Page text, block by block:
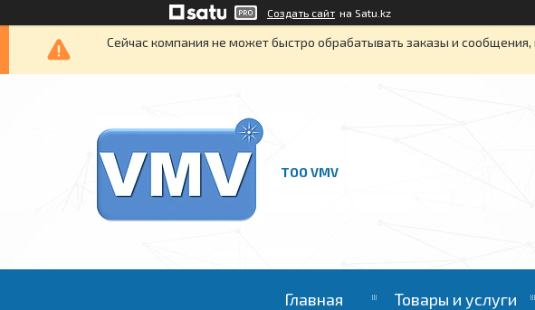
Создать сайт на Satu.kz
Сейчас компания не может быстро обрабатывать заказы и
ТОО VMV
Главная Товары и услуги